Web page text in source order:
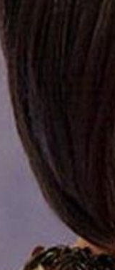
Descubre
profesional va
cabinas a tu